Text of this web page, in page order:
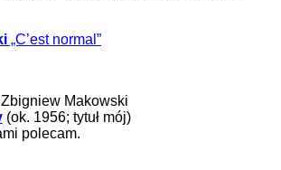
„C’est normal”
Makowski
(ok. 1956; tytuł mój)
polecam.